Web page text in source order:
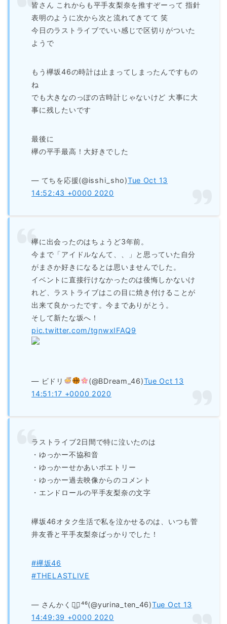
皆さん これからも平手友梨奈を推すぞーって 指針
表明のように次から次と流れてきてて 笑
今日のラストライブでいい感じで区切りがついた
ようで
もう欅坂46の時計は止まってしまったんですもの
ね
でも大きなのっぽの古時計じゃないけど 大事に大
事に残したいです
最後に
欅の平手最高！大好きでした
— てちを応援(@isshi_sho)Tue Oct 13
14:52:43 +0000 2020
欅に出会ったのはちょうど3年前。
今まで「アイドルなんて、、」と思っていた自分
がまさか好きになるとは思いませんでした。
イベントに直接行けなかったのは後悔しかないけ
れど、ラストライブはこの目に焼き付けることが
出来て良かったです。今までありがとう。
そして新たな坂へ！
pic.twitter.com/tgnwxIFAQ9
— ビドリ (@BDream_46)Tue Oct 13
14:51:17 +0000 2020
ラストライブ2日間で特に泣いたのは
・ゆっかー不協和音
・ゆっかーせかあいポエトリー
・ゆっかー過去映像からのコメント
・エンドロールの平手友梨奈の文字
欅坂46オタク生活で私を泣かせるのは、いつも菅
井友香と平手友梨奈ばっかりでした！
#欅坂46
#THELASTLIVE
— さんかく◢͟￨⁴⁶(@yurina_ten_46)Tue Oct 13
14:49:39 +0000 2020